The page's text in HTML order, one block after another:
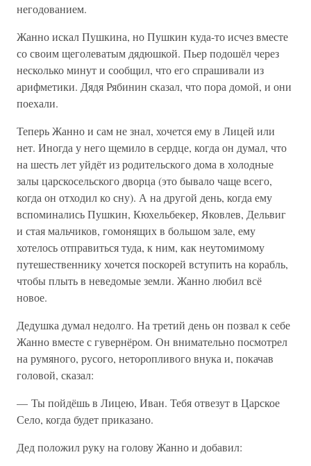
негодованием.
Жанно искал Пушкина, но Пушкин куда-то исчез вместе
со своим щеголеватым дядюшкой. Пьер подошёл через
несколько минут и сообщил, что его спрашивали из
арифметики. Дядя Рябинин сказал, что пора домой, и они
поехали.
Теперь Жанно и сам не знал, хочется ему в Лицей или
нет. Иногда у него щемило в сердце, когда он думал, что
на шесть лет уйдёт из родительского дома в холодные
залы царскосельского дворца (это бывало чаще всего,
когда он отходил ко сну). А на другой день, когда ему
вспоминались Пушкин, Кюхельбекер, Яковлев, Дельвиг
и стая мальчиков, гомонящих в большом зале, ему
хотелось отправиться туда, к ним, как неутомимому
путешественнику хочется поскорей вступить на корабль,
чтобы плыть в неведомые земли. Жанно любил всё
новое.
Дедушка думал недолго. На третий день он позвал к себе
Жанно вместе с гувернёром. Он внимательно посмотрел
на румяного, русого, неторопливого внука и, покачав
головой, сказал:
— Ты пойдёшь в Лицею, Иван. Тебя отвезут в Царское
Село, когда будет приказано.
Дед положил руку на голову Жанно и добавил: